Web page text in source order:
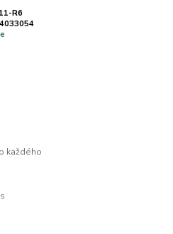
R6
každého